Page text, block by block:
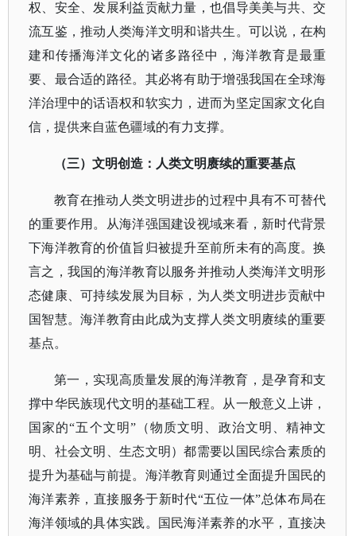
权、安全、发展利益贡献力量，也倡导美美与共、交
流互鉴，推动人类海洋文明和谐共生。可以说，在构
建和传播海洋文化的诸多路径中，海洋教育是最重
要、最合适的路径。其必将有助于增强我国在全球海
洋治理中的话语权和软实力，进而为坚定国家文化自
信，提供来自蓝色疆域的有力支撑。
（三）文明创造：人类文明赓续的重要基点
教育在推动人类文明进步的过程中具有不可替代
的重要作用。从海洋强国建设视域来看，新时代背景
下海洋教育的价值旨归被提升至前所未有的高度。换
言之，我国的海洋教育以服务并推动人类海洋文明形
态健康、可持续发展为目标，为人类文明进步贡献中
国智慧。海洋教育由此成为支撑人类文明赓续的重要
基点。
第一，实现高质量发展的海洋教育，是孕育和支
撑中华民族现代文明的基础工程。从一般意义上讲，
国家的“五个文明”（物质文明、政治文明、精神文
明、社会文明、生态文明）都需要以国民综合素质的
提升为基础与前提。海洋教育则通过全面提升国民的
海洋素养，直接服务于新时代“五位一体”总体布局在
海洋领域的具体实践。国民海洋素养的水平，直接决